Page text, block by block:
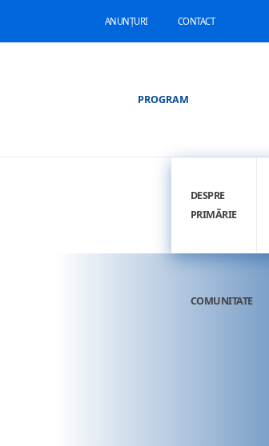
ANUNȚURI CONTACT
PROGRAM
DESPRE
PRIMĂRIE
COMUNITATE